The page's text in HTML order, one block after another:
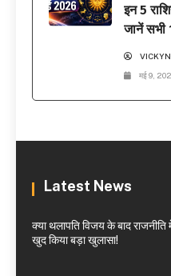
इन 5
जानें सभी
मई 9,
Latest News
क्या थलापति विजय के बाद
खुद किया बड़ा खुलासा!